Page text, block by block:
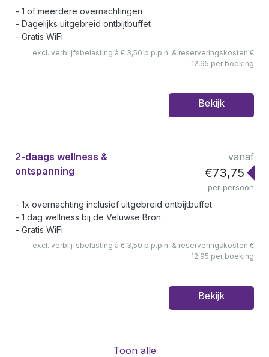
1 of meerdere overnachtingen
Dagelijks uitgebreid ontbijtbuffet
Gratis WiFi
excl. verblijfsbelasting à € 3,50 p.p.p.n. & reserveringskosten €
12,95 per boeking
Bekijk
2-daags wellness &
ontspanning
vanaf
€73,75
per persoon
1x overnachting inclusief uitgebreid ontbijtbuffet
1 dag wellness bij de Veluwse Bron
Gratis WiFi
excl. verblijfsbelasting à € 3,50 p.p.p.n. & reserveringskosten €
12,95 per boeking
Bekijk
Toon alle